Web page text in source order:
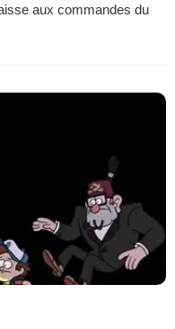
aux commandes du